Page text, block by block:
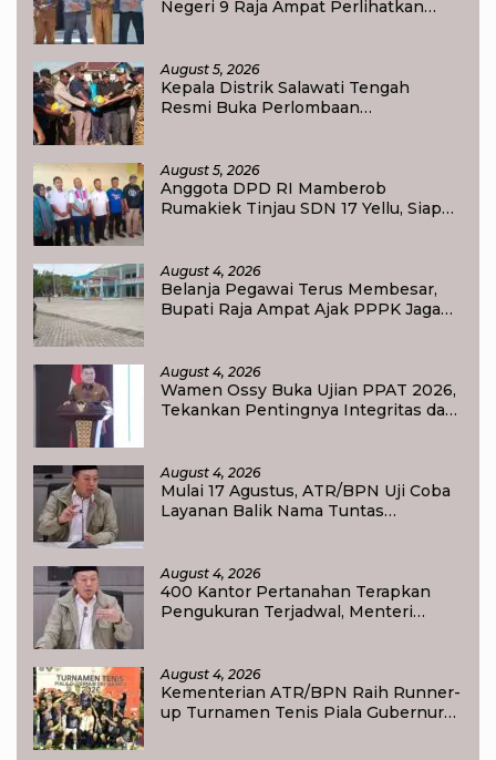
Negeri 9 Raja Ampat Perlihatkan
August 5, 2026
Kepala Distrik Salawati Tengah
Resmi Buka Perlombaan
August 5, 2026
Anggota DPD RI Mamberob
Rumakiek Tinjau SDN 17 Yellu, Siap
August 4, 2026
Belanja Pegawai Terus Membesar,
Bupati Raja Ampat Ajak PPPK Jaga
August 4, 2026
Wamen Ossy Buka Ujian PPAT 2026,
Tekankan Pentingnya Integritas dan
August 4, 2026
Mulai 17 Agustus, ATR/BPN Uji Coba
Layanan Balik Nama Tuntas
August 4, 2026
400 Kantor Pertanahan Terapkan
Pengukuran Terjadwal, Menteri
August 4, 2026
Kementerian ATR/BPN Raih Runner-
up Turnamen Tenis Piala Gubernur